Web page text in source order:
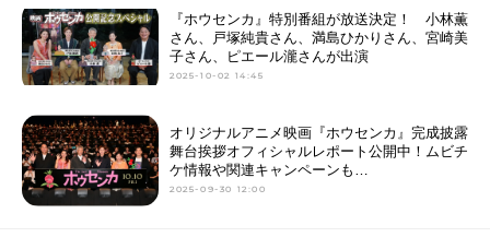
『ホウセンカ』特別番組が放送決定！ 小林薫
さん、戸塚純貴さん、満島ひかりさん、宮崎美
子さん、ピエール瀧さんが出演
2025-10-02 14:45
オリジナルアニメ映画『ホウセンカ』完成披露
舞台挨拶オフィシャルレポート公開中！ムビチ
ケ情報や関連キャンペーンも…
2025-09-30 12:00